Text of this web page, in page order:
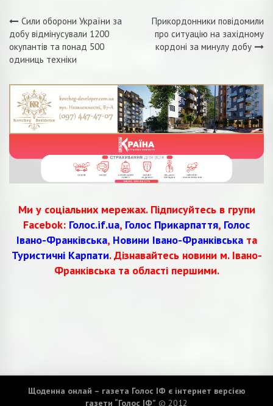
Навігація
записів
Сили оборони України за
добу відмінусували 1200
окупантів та понад 500
одиниць техніки
Прикордонники повідомили
про ситуацію на західному
кордоні за минулу добу
Ми у соціальних мережах. Підписуйтесь в групи
Facebok: Голос.if.ua, Голос Прикарпаття, Голос
Івано-Франківська, Новини Івано-Франківськата
Туристичні Карпати. Дізнавайтесь новини м. Івано-
Франківська та області першими.
Щоденна онлай – газета Голос ІФ є інтернет версією
газети “Голос ІФ” © 2012